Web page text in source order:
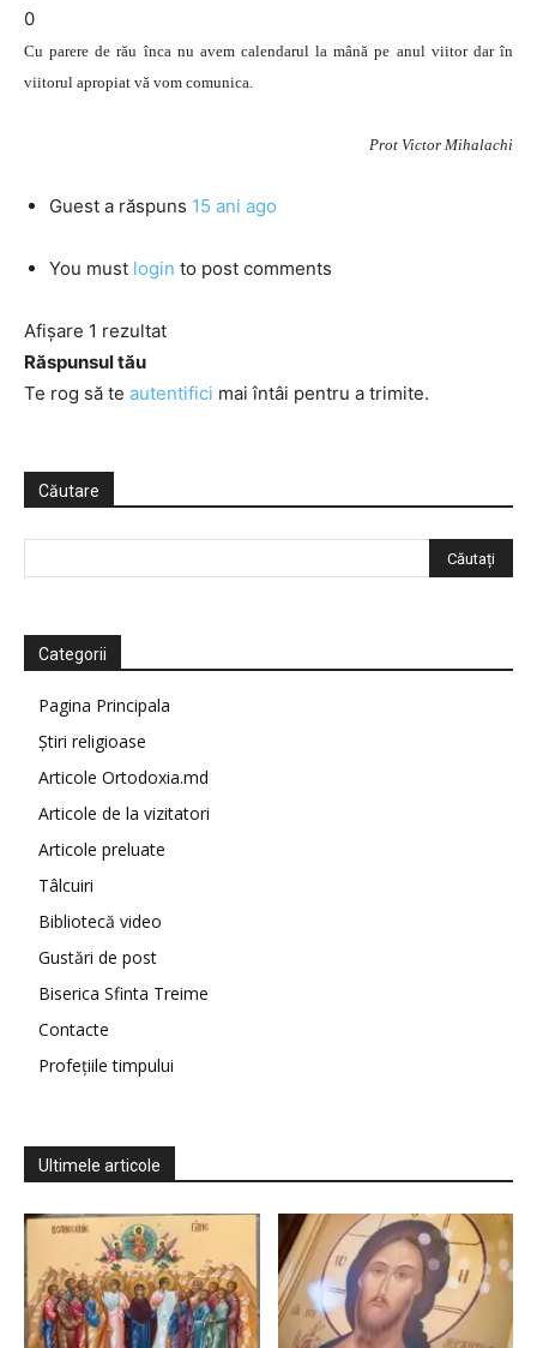
0
Cu parere de rău înca nu avem calendarul la mână pe anul viitor dar în
viitorul apropiat vă vom comunica.
Prot Victor Mihalachi
Guest a răspuns 15 ani ago
You must login to post comments
Afișare 1 rezultat
Răspunsul tău
Te rog să te autentifici mai întâi pentru a trimite.
Căutare
Categorii
Pagina Principala
Știri religioase
Articole Ortodoxia.md
Articole de la vizitatori
Articole preluate
Tâlcuiri
Bibliotecă video
Gustări de post
Biserica Sfinta Treime
Contacte
Profețiile timpului
Ultimele articole